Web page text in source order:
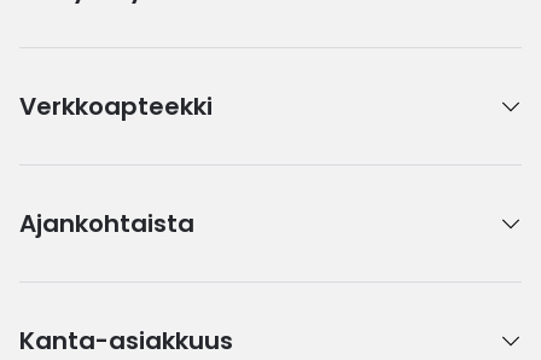
Verkkoapteekki
Ajankohtaista
Kanta-asiakkuus